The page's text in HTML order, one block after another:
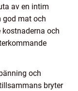
av en intim
god mat och
och
och
bryter